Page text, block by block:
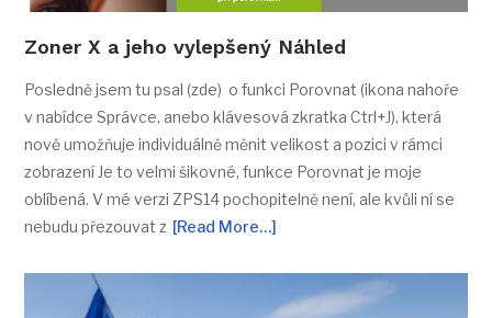
Zoner X a jeho vylepšený Náhled
Posledně jsem tu psal (zde) o funkci Porovnat (ikona nahoře
v nabídce Správce, anebo klávesová zkratka Ctrl+J), která
nově umožňuje individuálně měnit velikost a pozici v rámci
zobrazení Je to velmi šikovné, funkce Porovnat je moje
oblíbená. V mé verzi ZPS14 pochopitelně není, ale kvůli ní se
nebudu přezouvat z [Read More…]